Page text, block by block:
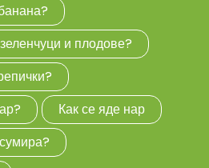
и плодове?
Как се яде нар